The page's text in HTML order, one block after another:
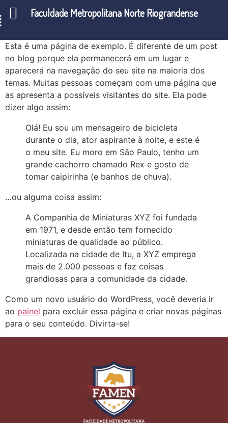
Esta é uma página de exemplo. É diferente de um post
no blog porque ela permanecerá em um lugar e
aparecerá na navegação do seu site na maioria dos
temas. Muitas pessoas começam com uma página que
as apresenta a possíveis visitantes do site. Ela pode
dizer algo assim:
Olá! Eu sou um mensageiro de bicicleta
durante o dia, ator aspirante à noite, e este é
o meu site. Eu moro em São Paulo, tenho um
grande cachorro chamado Rex e gosto de
tomar caipirinha (e banhos de chuva).
…ou alguma coisa assim:
A Companhia de Miniaturas XYZ foi fundada
em 1971, e desde então tem fornecido
miniaturas de qualidade ao público.
Localizada na cidade de Itu, a XYZ emprega
mais de 2.000 pessoas e faz coisas
grandiosas para a comunidade da cidade.
Como um novo usuário do WordPress, você deveria ir
ao painel para excluir essa página e criar novas páginas
para o seu conteúdo. Divirta-se!
Faculdade Metropolitana Norte Riograndense